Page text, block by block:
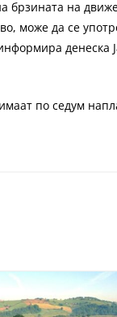
брзината на
може да се
денеска
по седум